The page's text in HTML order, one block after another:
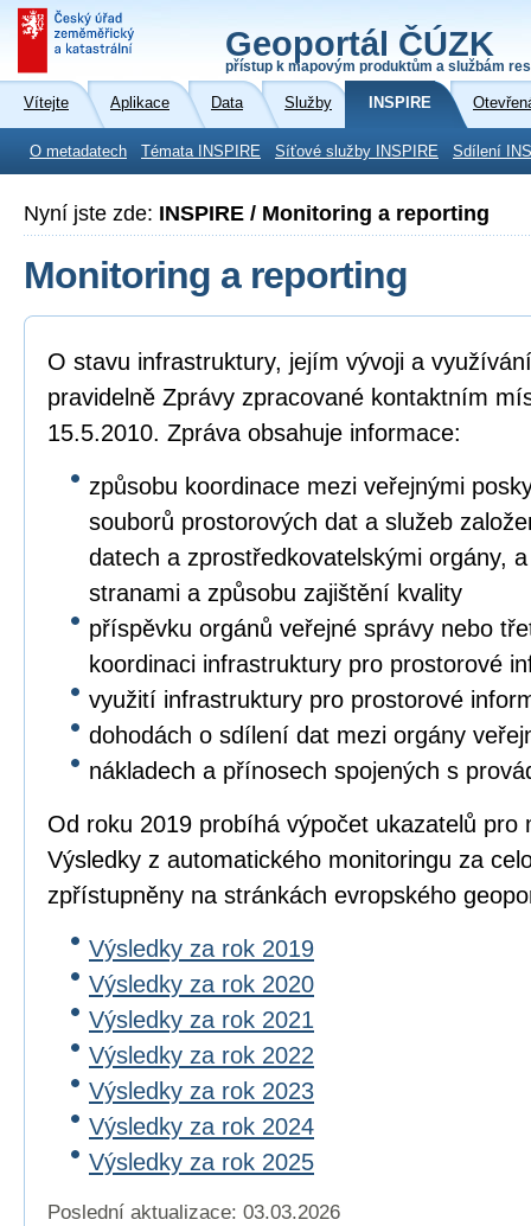
Geoportál ČÚZK
přístup k mapovým produktům a službám
Vítejte Aplikace Data Služby INSPIRE
O metadatech Témata INSPIRE Síťové služby INSPIRE Sdílení
Nyní jste zde: INSPIRE / Monitoring a reporting
Monitoring a reporting
O stavu infrastruktury, jejím vývoji a
pravidelně Zprávy zpracované kontaktním
15.5.2010. Zpráva obsahuje informace:
způsobu koordinace mezi veřejnými
souborů prostorových dat a služeb
datech a zprostředkovatelskými orgány,
stranami a způsobu zajištění kvality
příspěvku orgánů veřejné správy nebo
koordinaci infrastruktury pro prostorové
využití infrastruktury pro prostorové
dohodách o sdílení dat mezi orgány
nákladech a přínosech spojených s
Od roku 2019 probíhá výpočet ukazatelů pro
Výsledky z automatického monitoringu za
zpřístupněny na stránkách evropského
Výsledky za rok 2019
Výsledky za rok 2020
Výsledky za rok 2021
Výsledky za rok 2022
Výsledky za rok 2023
Výsledky za rok 2024
Výsledky za rok 2025
Poslední aktualizace: 03.03.2026